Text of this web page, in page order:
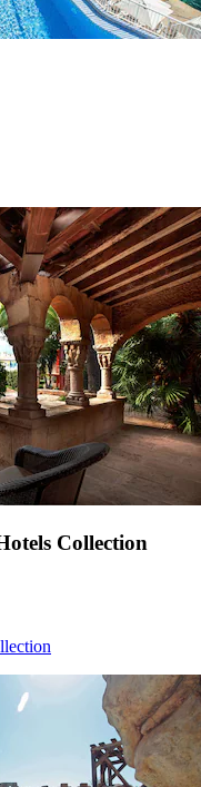
Collection